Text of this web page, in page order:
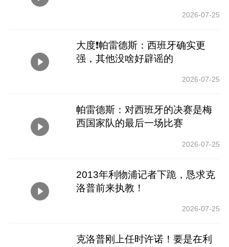
2026-07-25
大度❗️帕雷德斯：西班牙确实更
强，其他没啥好辟谣的
2026-07-25
帕雷德斯：对西班牙的决赛是梅
西国家队的最后一场比赛
2026-07-25
2013年利物浦记者下跪，恳求克
洛普前来执教！
2026-07-25
克洛普刚上任时许诺！要是在利